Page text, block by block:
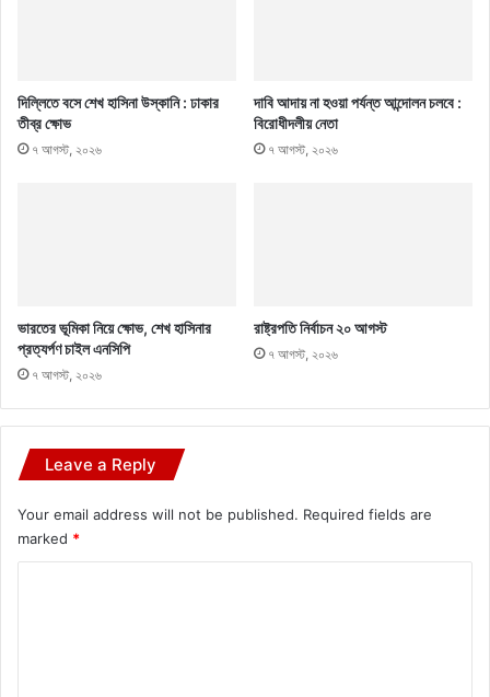
দিল্লিতে বসে শেখ হাসিনা উস্কানি : ঢাকার
তীব্র ক্ষোভ
৭ আগস্ট, ২০২৬
দাবি আদায় না হওয়া পর্যন্ত আন্দোলন চলবে :
বিরোধীদলীয় নেতা
৭ আগস্ট, ২০২৬
ভারতের ভূমিকা নিয়ে ক্ষোভ, শেখ হাসিনার
প্রত্যর্পণ চাইল এনসিপি
৭ আগস্ট, ২০২৬
রাষ্ট্রপতি নির্বাচন ২০ আগস্ট
৭ আগস্ট, ২০২৬
Leave a Reply
Your email address will not be published. Required fields are
marked *